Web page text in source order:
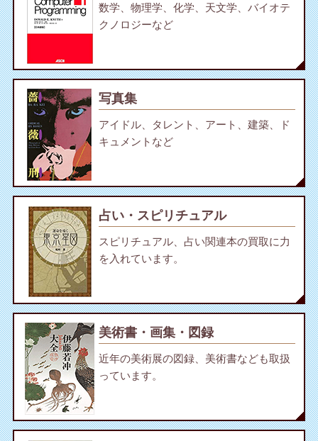
数学、物理学、化学、天文学、バイオテ
クノロジーなど
写真集
アイドル、タレント、アート、建築、ド
キュメントなど
占い・スピリチュアル
スピリチュアル、占い関連本の買取に力
を入れています。
美術書・画集・図録
近年の美術展の図録、美術書なども取扱
っています。